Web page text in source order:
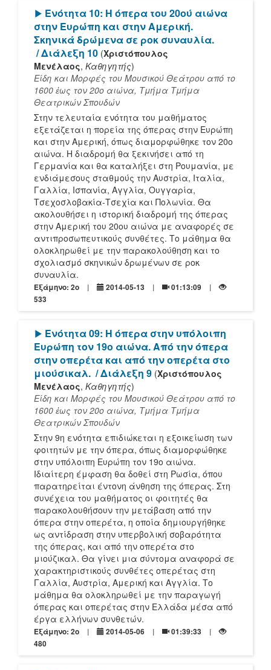
[Play]
Ενότητα 10: Η όπερα του 20ού αιώνα
στην Ευρώπη και στην Αμερική.
Σκηνικά δρώμενα σε ροκ συναυλία.
/ Διάλεξη 10 (Χριστόπουλος
Μενέλαος, Καθηγητής)
Είδη και Μορφές του Μουσικού Θεάτρου από το
1600 ἐως τον 20ο αιώνα, Τμήμα Τμήμα
Θεατρικών Σπουδών
Στην τελευταία ενότητα του μαθήματος
εξετάζεται η πορεία της όπερας στην Ευρώπη
και στην Αμερική, όπως διαμορφώθηκε τον 20ο
αιώνα. Η διαδρομή θα ξεκινήσει από τη
Γερμανία και θα καταλήξει στη Ρουμανία, με
ενδιάμεσους σταθμούς την Αυστρία, Ιταλία,
Γαλλία, Ισπανία, Αγγλία, Ουγγαρία,
Τσεχοσλοβακία-Τσεχία και Πολωνία. Θα
ακολουθήσει η ιστορική διαδρομή της όπερας
στην Αμερική του 20ου αιώνα με αναφορές σε
αντιπροσωπευτικούς συνθέτες. Το μάθημα θα
ολοκληρωθεί με την παρακολούθηση και το
σχολιασμό σκηνικών δρωμένων σε ροκ
συναυλία.
Εξάμηνο: 2o 2014-05-13
01:13:09
533
[Play]
Ενότητα 09: Η όπερα στην υπόλοιπη
Ευρώπη τον 19ο αιώνα. Από την όπερα
στην οπερέτα και από την οπερέτα στο
μιούσικαλ. / Διάλεξη 9 (Χριστόπουλος
Μενέλαος, Καθηγητής)
Είδη και Μορφές του Μουσικού Θεάτρου από το
1600 ἐως τον 20ο αιώνα, Τμήμα Τμήμα
Θεατρικών Σπουδών
Στην 9η ενότητα επιδιώκεται η εξοικείωση των
φοιτητών με την όπερα, όπως διαμορφώθηκε
στην υπόλοιπη Ευρώπη τον 19ο αιώνα.
Ιδιαίτερη έμφαση θα δοθεί στη Ρωσία, όπου
παρατηρείται έντονη άνθηση της όπερας. Στη
συνέχεια του μαθήματος οι φοιτητές θα
παρακολουθήσουν την μετάβαση από την
όπερα στην οπερέτα, η οποία δημιουργήθηκε
ως αντίδραση στην υπερβολική σοβαρότητα
της όπερας, και από την οπερέτα στο
μιούζικαλ. Θα γίνει μια σύντομα αναφορά σε
χαρακτηριστικούς συνθέτες οπερέτας στη
Γαλλία, Αυστρία, Αμερική και Αγγλία. Το
μάθημα θα ολοκληρωθεί με την παραγωγή
όπερας και οπερέτας στην Ελλάδα μέσα από
έργα ελλήνων συνθετών.
Εξάμηνο: 2o 2014-05-06
01:39:33
480